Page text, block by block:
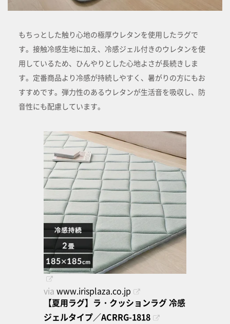
もちっとした触り心地の極厚ウレタンを使用したラグで
す。接触冷感生地に加え、冷感ジェル付きのウレタンを使
用しているため、ひんやりとした心地よさが長続きしま
す。定番商品より冷感が持続しやすく、暑がりの方にもお
すすめです。弾力性のあるウレタンが生活音を吸収し、防
音性にも配慮しています。
via www.irisplaza.co.jp
【夏用ラグ】ラ・クッションラグ 冷感
ジェルタイプ／ACRRG-1818